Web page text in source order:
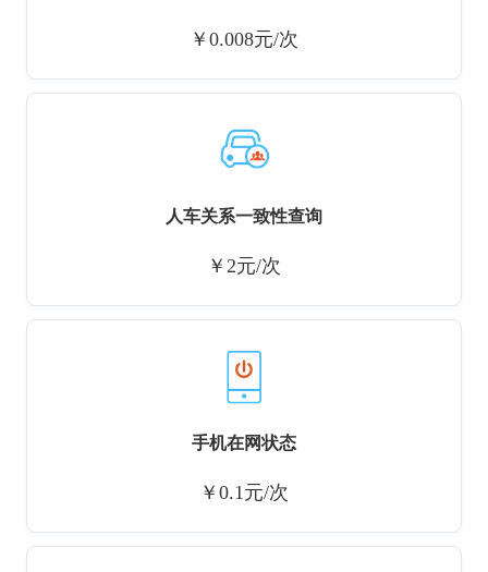
￥0.008元/次
人车关系一致性查询
￥2元/次
手机在网状态
￥0.1元/次